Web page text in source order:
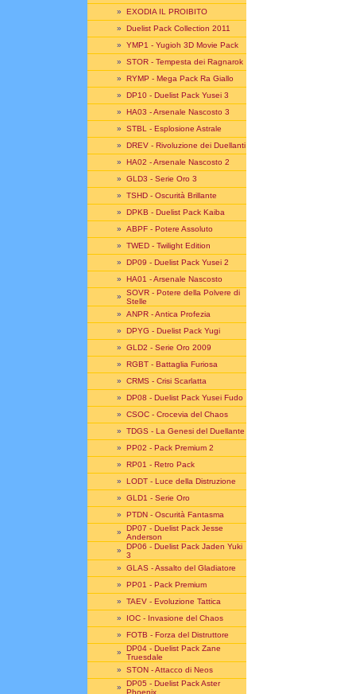
» EXODIA IL PROIBITO
» Duelist Pack Collection 2011
» YMP1 - Yugioh 3D Movie Pack
» STOR - Tempesta dei Ragnarok
» RYMP - Mega Pack Ra Giallo
» DP10 - Duelist Pack Yusei 3
» HA03 - Arsenale Nascosto 3
» STBL - Esplosione Astrale
» DREV - Rivoluzione dei Duellanti
» HA02 - Arsenale Nascosto 2
» GLD3 - Serie Oro 3
» TSHD - Oscurità Brillante
» DPKB - Duelist Pack Kaiba
» ABPF - Potere Assoluto
» TWED - Twilight Edition
» DP09 - Duelist Pack Yusei 2
» HA01 - Arsenale Nascosto
» SOVR - Potere della Polvere di
Stelle
» ANPR - Antica Profezia
» DPYG - Duelist Pack Yugi
» GLD2 - Serie Oro 2009
» RGBT - Battaglia Furiosa
» CRMS - Crisi Scarlatta
» DP08 - Duelist Pack Yusei Fudo
» CSOC - Crocevia del Chaos
» TDGS - La Genesi del Duellante
» PP02 - Pack Premium 2
» RP01 - Retro Pack
» LODT - Luce della Distruzione
» GLD1 - Serie Oro
» PTDN - Oscurità Fantasma
» DP07 - Duelist Pack Jesse
Anderson
» DP06 - Duelist Pack Jaden Yuki
3
» GLAS - Assalto del Gladiatore
» PP01 - Pack Premium
» TAEV - Evoluzione Tattica
» IOC - Invasione del Chaos
» FOTB - Forza del Distruttore
» DP04 - Duelist Pack Zane
Truesdale
» STON - Attacco di Neos
» DP05 - Duelist Pack Aster
Phoenix